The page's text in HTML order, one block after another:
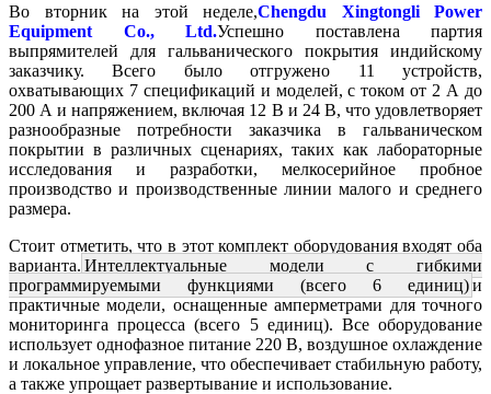
Во вторник на этой неделе,Chengdu Xingtongli Power
Equipment Co., Ltd.Успешно поставлена ​​партия
выпрямителей для гальванического покрытия индийскому
заказчику. Всего было отгружено 11 устройств,
охватывающих 7 спецификаций и моделей, с током от 2 А до
200 А и напряжением, включая 12 В и 24 В, что удовлетворяет
разнообразные потребности заказчика в гальваническом
покрытии в различных сценариях, таких как лабораторные
исследования и разработки, мелкосерийное пробное
производство и производственные линии малого и среднего
размера.
Стоит отметить, что в этот комплект оборудования входят оба
варианта. Интеллектуальные модели с гибкими
программируемыми функциями (всего 6 единиц)и
практичные модели, оснащенные амперметрами для точного
мониторинга процесса (всего 5 единиц). Все оборудование
использует однофазное питание 220 В, воздушное охлаждение
и локальное управление, что обеспечивает стабильную работу,
а также упрощает развертывание и использование.